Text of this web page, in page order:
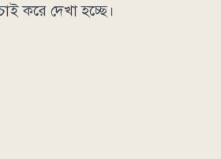
করে দেখা হচ্ছে।